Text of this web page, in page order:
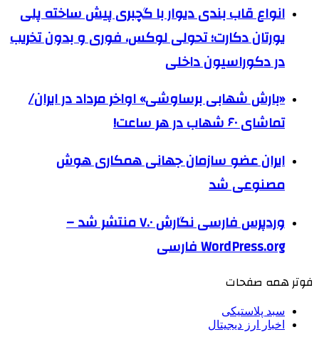
انواع قاب بندی دیوار با گچبری پیش ساخته پلی
یورتان دکارت؛ تحولی لوکس، فوری و بدون تخریب
در دکوراسیون داخلی
«بارش شهابی برساوشی» اواخر مرداد در ایران/
تماشای ۶۰ شهاب در هر ساعت!
ایران عضو سازمان جهانی همکاری هوش
مصنوعی شد
وردپرس فارسی نگارش ۷.۰ منتشر شد –
WordPress.org فارسی
فوتر همه صفحات
سبد پلاستیکی
اخبار ارز دیجیتال